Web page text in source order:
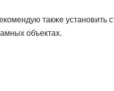
также установить
объектах.